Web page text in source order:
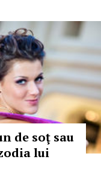
de soţ sau
lui